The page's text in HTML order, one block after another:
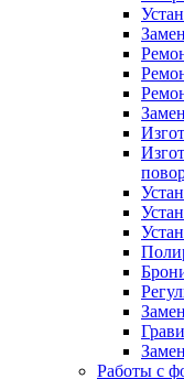
Работы с